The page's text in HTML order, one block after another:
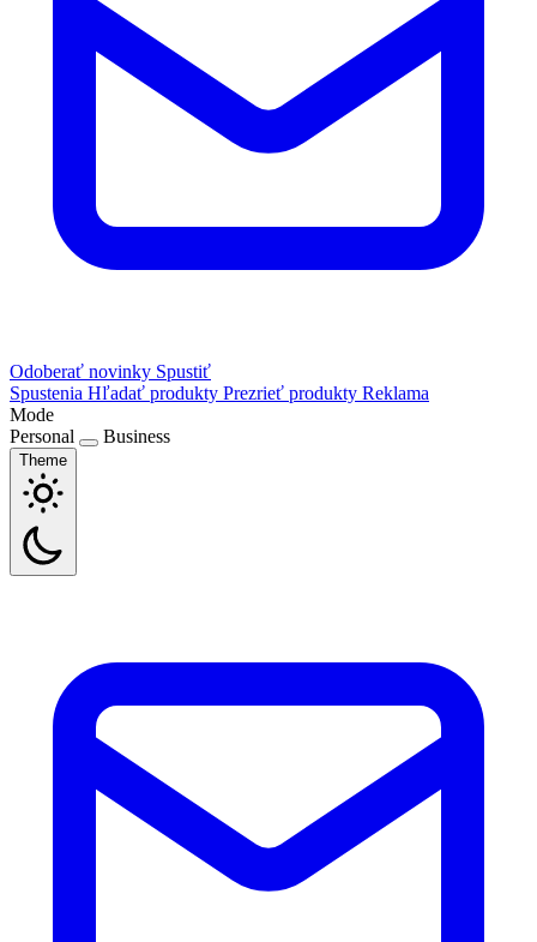
Odoberať novinky Spustiť
Spustenia Hľadať produkty Prezrieť produkty Reklama
Mode
Personal
Business
Theme